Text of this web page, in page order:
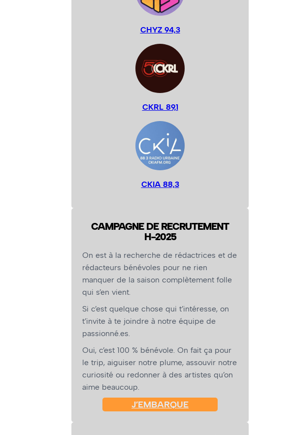
CHYZ 94,3
CKRL 89,1
CKIA 88,3
CAMPAGNE DE RECRUTEMENT
H-2025
On est à la recherche de rédactrices et de
rédacteurs bénévoles pour ne rien
manquer de la saison complètement folle
qui s’en vient.
Si c’est quelque chose qui t’intéresse, on
t’invite à te joindre à notre équipe de
passionné.es.
Oui, c’est 100 % bénévole. On fait ça pour
le trip, aiguiser notre plume, assouvir notre
curiosité ou redonner à des artistes qu’on
aime beaucoup.
J’EMBARQUE